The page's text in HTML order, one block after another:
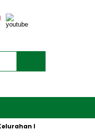
Merah Putih oleh